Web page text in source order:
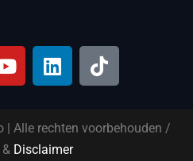
Alle rechten voorbehouden /
Disclaimer